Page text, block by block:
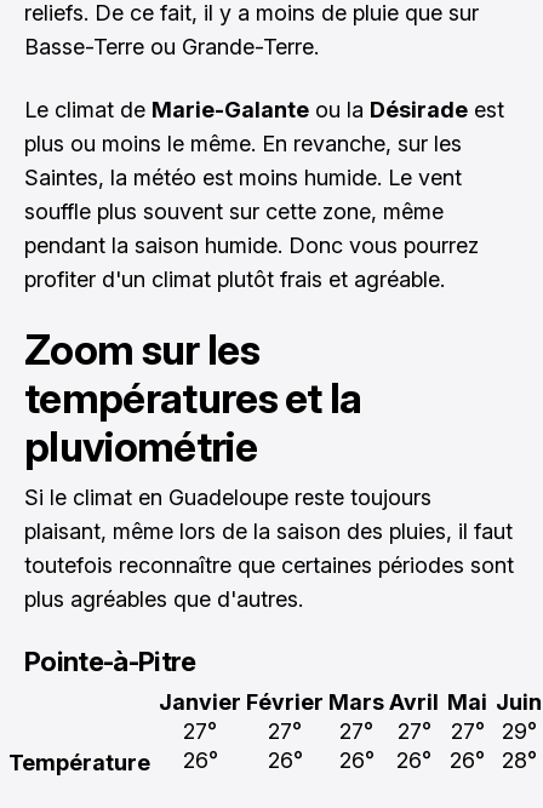
reliefs. De ce fait, il y a moins de pluie que sur
Basse-Terre ou Grande-Terre.
Le climat de Marie-Galante ou la Désirade est
plus ou moins le même. En revanche, sur les
Saintes, la météo est moins humide. Le vent
souffle plus souvent sur cette zone, même
pendant la saison humide. Donc vous pourrez
profiter d'un climat plutôt frais et agréable.
Zoom sur les
températures et la
pluviométrie
Si le climat en Guadeloupe reste toujours
plaisant, même lors de la saison des pluies, il faut
toutefois reconnaître que certaines périodes sont
plus agréables que d'autres.
Pointe-à-Pitre
Janvier Février MarsAvril Mai Juin
Température
27°
26°
27°
26°
27°
26°
27°
26°
27°
26°
29°
28°